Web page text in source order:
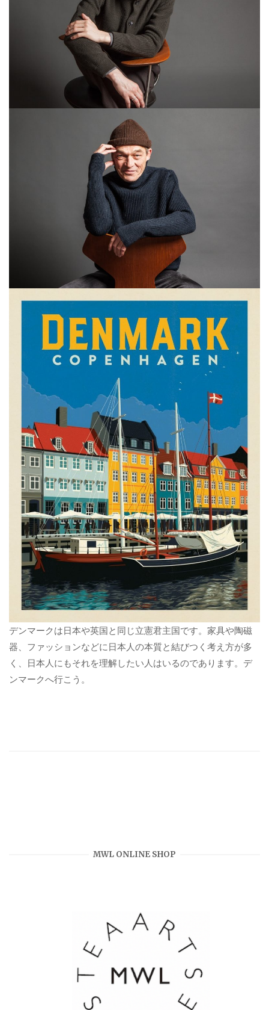
デンマークは日本や英国と同じ立憲君主国です。家具や陶磁
器、ファッションなどに日本人の本質と結びつく考え方が多
く、日本人にもそれを理解したい人はいるのであります。デ
ンマークへ行こう。
MWL ONLINE SHOP